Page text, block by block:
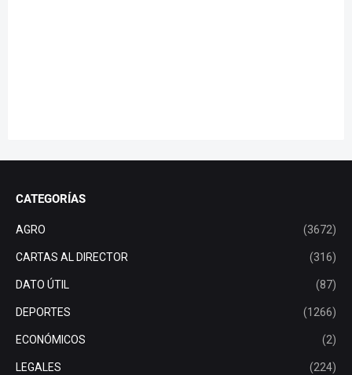
CATEGORÍAS
AGRO (3672)
CARTAS AL DIRECTOR (316)
DATO ÚTIL (87)
DEPORTES (1266)
ECONÓMICOS (2)
LEGALES (224)